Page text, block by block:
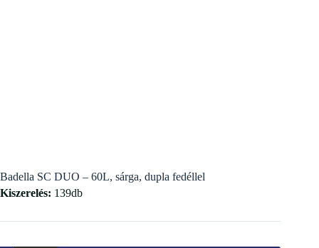
Badella SC DUO – 60L, sárga, dupla fedéllel
Kiszerelés: 139db